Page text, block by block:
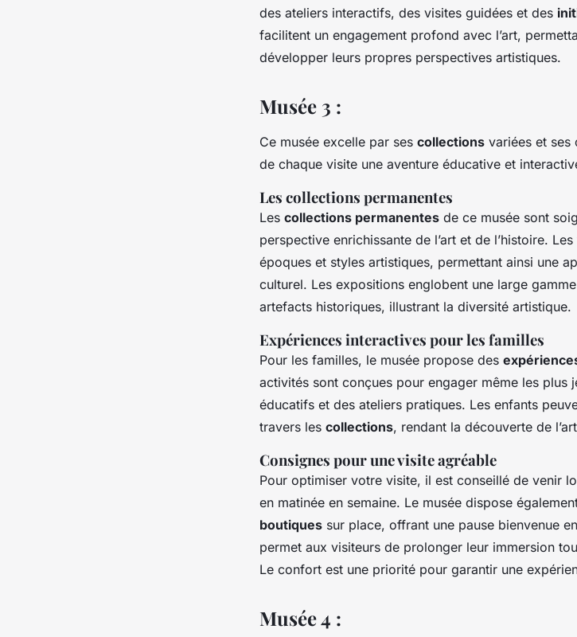
des ateliers interactifs, des visites guidées et des
facilitent un engagement profond avec l’art,
développer leurs propres perspectives artistiques.
Musée 3 :
Ce musée excelle par ses collections variées et ses
de chaque visite une aventure éducative et
Les collections permanentes
Les collections permanentes de ce musée sont
perspective enrichissante de l’art et de l’histoire.
époques et styles artistiques, permettant ainsi une
culturel. Les expositions englobent une large
artefacts historiques, illustrant la diversité artistique.
Expériences interactives pour les familles
Pour les familles, le musée propose des
activités sont conçues pour engager même les plus
éducatifs et des ateliers pratiques. Les enfants
travers les collections, rendant la découverte de
Consignes pour une visite agréable
Pour optimiser votre visite, il est conseillé de venir
en matinée en semaine. Le musée dispose
boutiques sur place, offrant une pause bienvenue
permet aux visiteurs de prolonger leur immersion
Le confort est une priorité pour garantir une
Musée 4 :